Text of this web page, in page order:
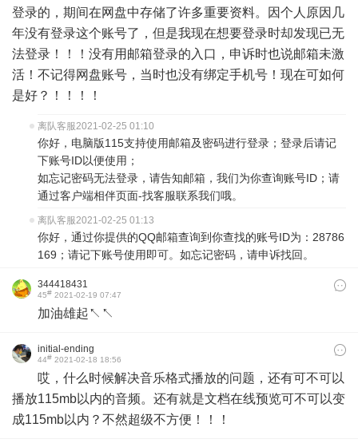
登录的，期间在网盘中存储了许多重要资料。因个人原因几
年没有登录这个账号了，但是我现在想要登录时却发现已无
法登录！！！没有用邮箱登录的入口，申诉时也说邮箱未激
活！不记得网盘账号，当时也没有绑定手机号！现在可如何
是好？！！！！
离队客服2021-02-25 01:10
你好，电脑版115支持使用邮箱及密码进行登录；登录后请记
下账号ID以便使用；
如忘记密码无法登录，请告知邮箱，我们为你查询账号ID；请
通过客户端相伴页面-找客服联系我们哦。
离队客服2021-02-25 01:13
你好，通过你提供的QQ邮箱查询到你查找的账号ID为：28786
169；请记下账号使用即可。如忘记密码，请申诉找回。
344418431
45# 2021-02-19 07:47
加油雄起↖↖
initial-ending
44# 2021-02-18 18:56
哎，什么时候解决音乐格式播放的问题，还有可不可以
播放115mb以内的音频。还有就是文档在线预览可不可以变
成115mb以内？不然超级不方便！！！